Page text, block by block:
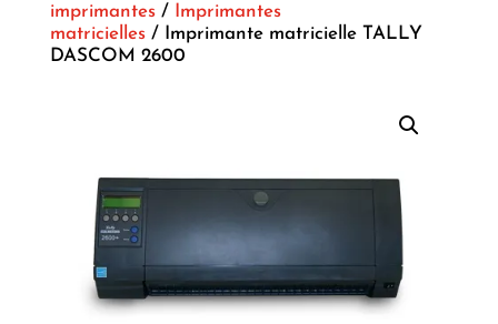
imprimantes/
Imprimantes
matricielles/ Imprimante matricielle TALLY
DASCOM 2600